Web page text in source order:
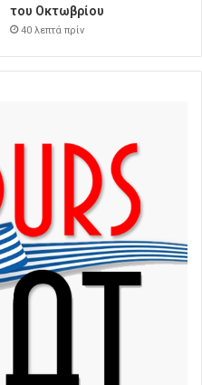
του Οκτωβρίου
40 λεπτά πρίν